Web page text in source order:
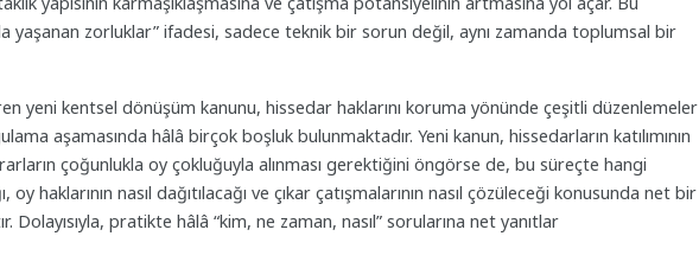
yaşanan zorluklar” ifadesi, sadece teknik bir sorun değil, aynı zamanda toplumsal bir
yeni kentsel dönüşüm kanunu, hissedar haklarını koruma yönünde çeşitli düzenlemeler
aşamasında hâlâ birçok boşluk bulunmaktadır. Yeni kanun, hissedarların katılımının
çoğunlukla oy çokluğuyla alınması gerektiğini öngörse de, bu süreçte hangi
oy haklarının nasıl dağıtılacağı ve çıkar çatışmalarının nasıl çözüleceği konusunda net bir
Dolayısıyla, pratikte hâlâ “kim, ne zaman, nasıl” sorularına net yanıtlar